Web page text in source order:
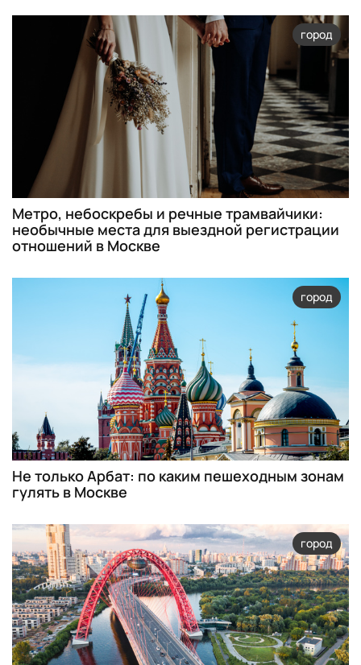
город
Метро, небоскребы и речные трамвайчики:
необычные места для выездной регистрации
отношений в Москве
город
Не только Арбат: по каким пешеходным зонам
гулять в Москве
город